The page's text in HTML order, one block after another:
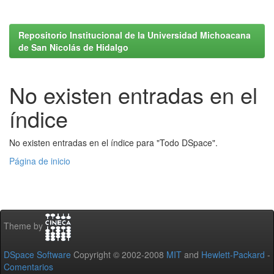
Repositorio Institucional de la Universidad Michoacana
de San Nicolás de Hidalgo
No existen entradas en el
índice
No existen entradas en el índice para "Todo DSpace".
Página de inicio
Theme by
DSpace Software Copyright © 2002-2008 MIT and Hewlett-Packard -
Comentarios